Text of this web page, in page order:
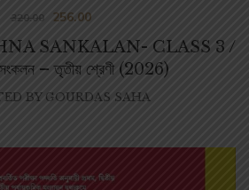
SANKALAN- CLASS 3 /
সংকলন – তৃতীয় শ্রেণী (2026)
320.00 256.00
BY GOURDAS SAHA